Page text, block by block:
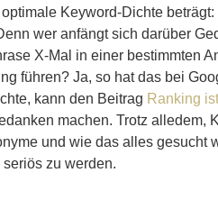
Keyword-Dichte beträgt:
wer anfängt sich darüber
X-Mal in einer bestimmten
führen? Ja, so hat das bei
kann den Beitrag Ranking
machen. Trotz alledem,
und wie das alles gesucht
zu werden.